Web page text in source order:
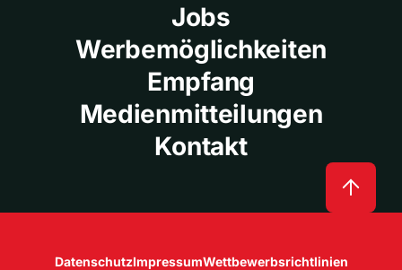
Jobs
Werbemöglichkeiten
Empfang
Medienmitteilungen
Kontakt
DatenschutzImpressumWettbewerbsrichtlinien